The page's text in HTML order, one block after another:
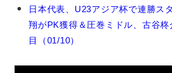
関
日本代表、U23アジア杯で連勝
翔がPK獲得＆圧巻ミドル、古谷柊
目（01/10）